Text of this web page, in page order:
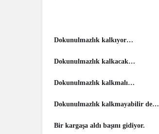
Dokunulmazlık kalkıyor…
Dokunulmazlık kalkacak…
Dokunulmazlık kalkmalı…
Dokunulmazlık kalkmayabilir de…
Bir kargaşa aldı başını gidiyor.